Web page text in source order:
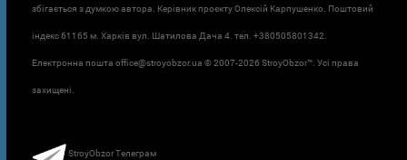
збігається з думкою автора. Керівник проєкту Олексій Карпушенко. Поштовий
індекс 61165 м. Харків вул. Шатилова Дача 4. тел. +380505801342.
Електронна пошта office@stroyobzor.ua © 2007-2026 StroyObzor™. Усі права
захищені.
StroyObzor Телеграм